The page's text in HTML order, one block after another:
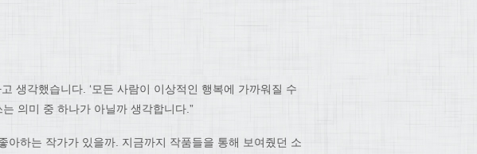
생각했습니다. ‘모든 사람이 이상적인 행복에 가까워질 수
는 의미 중 하나가 아닐까 생각합니다.”
아하는 작가가 있을까. 지금까지 작품들을 통해 보여줬던 소